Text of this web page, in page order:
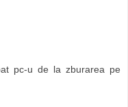
pc-u de la zburarea pe